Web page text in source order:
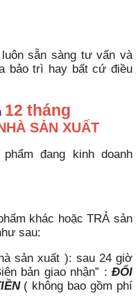
sẵn sàng tư vấn và
bảo trì hay bất cứ điều
12 tháng
SẢN XUẤT
đang kinh doanh
khác hoặc TRẢ sản
sau:
sản xuất ): sau 24 giờ
bản giao nhận” : ĐỔI
( không bao gồm phí